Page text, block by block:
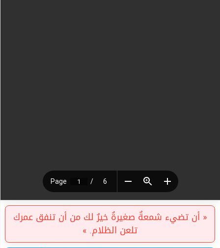
« أن تضيء شمعةٌ صغيرةٌ خيرٌ لك من أن تنفق عمرك
تلعن الظلام. »